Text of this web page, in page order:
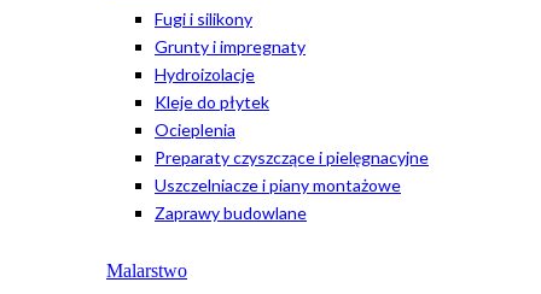
Fugi i silikony
Grunty i impregnaty
Hydroizolacje
Kleje do płytek
Ocieplenia
Preparaty czyszczące i pielęgnacyjne
Uszczelniacze i piany montażowe
Zaprawy budowlane
Malarstwo